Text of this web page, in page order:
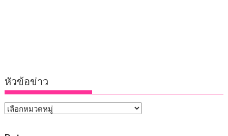
หัวข้อข่าว
หัวข้อ